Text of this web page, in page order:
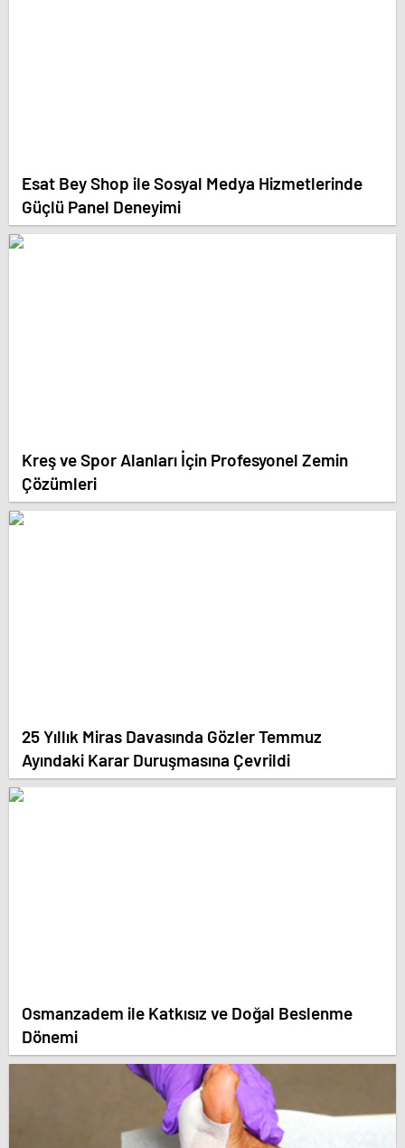
Esat Bey Shop ile Sosyal Medya Hizmetlerinde
Güçlü Panel Deneyimi
Kreş ve Spor Alanları İçin Profesyonel Zemin
Çözümleri
25 Yıllık Miras Davasında Gözler Temmuz
Ayındaki Karar Duruşmasına Çevrildi
Osmanzadem ile Katkısız ve Doğal Beslenme
Dönemi